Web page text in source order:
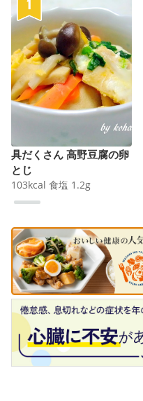
具だくさん 高野豆腐の卵
とじ
103kcal 食塩 1.2g